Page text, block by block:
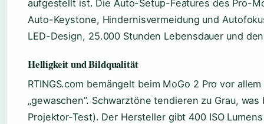
aufgestellt ist. Die Auto-Setup-Features des Pro-
Auto-Keystone, Hindernisvermeidung und
LED-Design, 25.000 Stunden Lebensdauer und
Helligkeit und Bildqualität
RTINGS.com bemängelt beim MoGo 2 Pro vor
„gewaschen”. Schwarztöne tendieren zu Grau,
Projektor-Test). Der Hersteller gibt 400 ISO